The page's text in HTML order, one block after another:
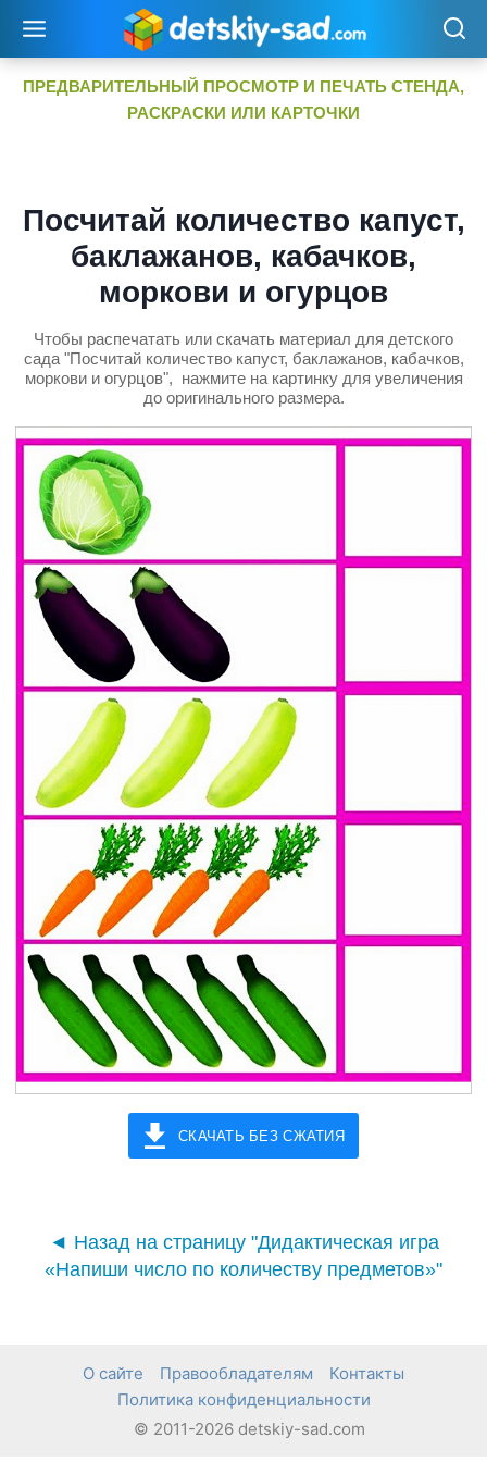
содержимому
ПРЕДВАРИТЕЛЬНЫЙ ПРОСМОТР И ПЕЧАТЬ СТЕНДА,
РАСКРАСКИ ИЛИ КАРТОЧКИ
Посчитай количество капуст,
баклажанов, кабачков,
моркови и огурцов
Чтобы распечатать или скачать материал для детского
сада "Посчитай количество капуст, баклажанов, кабачков,
моркови и огурцов", нажмите на картинку для увеличения
до оригинального размера.
СКАЧАТЬ БЕЗ СЖАТИЯ
◄ Назад на страницу "Дидактическая игра
«Напиши число по количеству предметов»"
О сайте Правообладателям
Контакты
Политика конфиденциальности
© 2011-2026 detskiy-sad.com